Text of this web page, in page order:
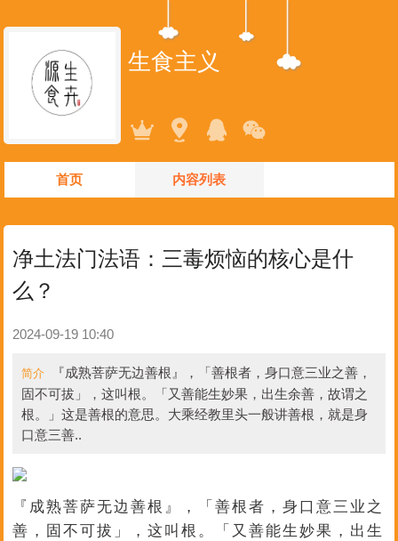
生食主义
首页 内容列表
净土法门法语：三毒烦恼的核心是什
么？
2024-09-19 10:40
简介
『成熟菩萨无边善根』，「善根者，身口意三业之善，
固不可拔」，这叫根。「又善能生妙果，出生余善，故谓之
根。」这是善根的意思。大乘经教里头一般讲善根，就是身
口意三善..
『成熟菩萨无边善根』，「善根者，身口意三业之
善，固不可拔」，这叫根。「又善能生妙果，出生